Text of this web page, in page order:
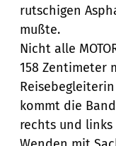
rutschigen
mußte.
Nicht alle
158 Zentimeter
kommt die
rechts und links